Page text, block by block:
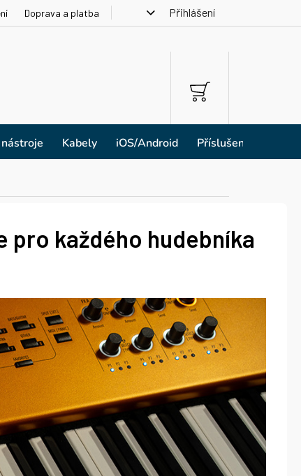
Doprava a platba Přihlášení
NÁKUPNÍ
KOŠÍK
Kabely iOS/Android Příslušenství
pro každého hudebníka